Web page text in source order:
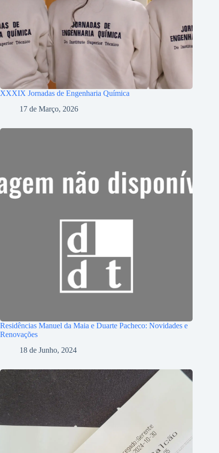
XXXIX Jornadas de Engenharia Química
17 de Março, 2026
Residências Manuel da Maia e Duarte Pacheco: Novidades e
Renovações
18 de Junho, 2024